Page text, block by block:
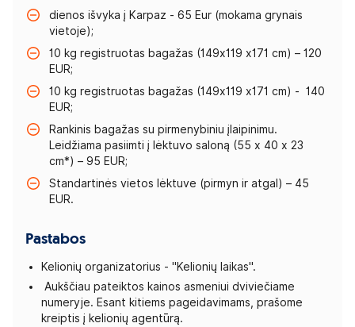
dienos išvyka į Karpaz - 65 Eur (mokama grynais
vietoje);
10 kg registruotas bagažas (149x119 x171 cm) – 120
EUR;
10 kg registruotas bagažas (149x119 x171 cm) - 140
EUR;
Rankinis bagažas su pirmenybiniu įlaipinimu.
Leidžiama pasiimti į lėktuvo saloną (55 x 40 x 23
cm*) – 95 EUR;
Standartinės vietos lėktuve (pirmyn ir atgal) – 45
EUR.
Pastabos
Kelionių organizatorius - "Kelionių laikas".
Aukščiau pateiktos kainos asmeniui dviviečiame
numeryje. Esant kitiems pageidavimams, prašome
kreiptis į kelionių agentūrą.